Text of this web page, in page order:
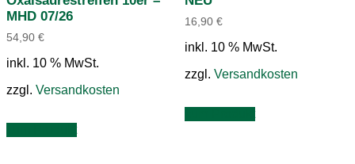
MHD 07/26
54,90 €
inkl. 10 % MwSt.
zzgl. Versandkosten
16,90 €
inkl. 10 % MwSt.
zzgl. Versandkosten